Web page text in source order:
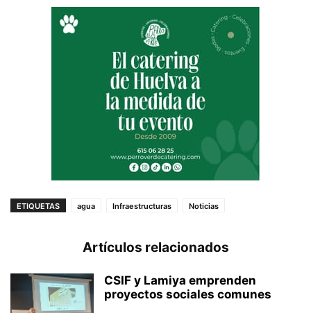
ETIQUETAS agua Infraestructuras Noticias
Artículos relacionados
CSIF y Lamiya emprenden
proyectos sociales comunes